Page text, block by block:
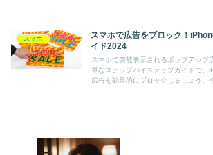
スマホ
スマホで広告をブロック！
イド2024
スマホで突然表示されるポップアップ
単なステップバイステップガイドで
広告を効果的にブロックしましょう。